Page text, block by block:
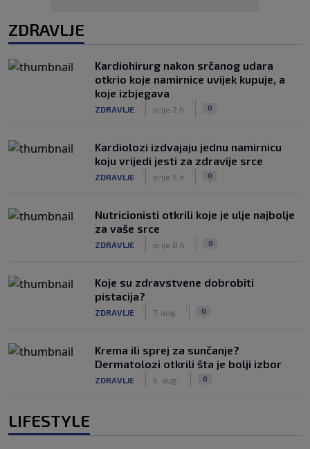
ZDRAVLJE
Kardiohirurg nakon srčanog udara
otkrio koje namirnice uvijek kupuje, a
koje izbjegava
ZDRAVLJE prije 2 h 0
Kardiolozi izdvajaju jednu namirnicu
koju vrijedi jesti za zdravije srce
ZDRAVLJE prije 5 h 0
Nutricionisti otkrili koje je ulje najbolje
za vaše srce
ZDRAVLJE prije 8 h 0
Koje su zdravstvene dobrobiti
pistacija?
ZDRAVLJE 7. aug. 0
Krema ili sprej za sunčanje?
Dermatolozi otkrili šta je bolji izbor
ZDRAVLJE 6. aug. 0
LIFESTYLE